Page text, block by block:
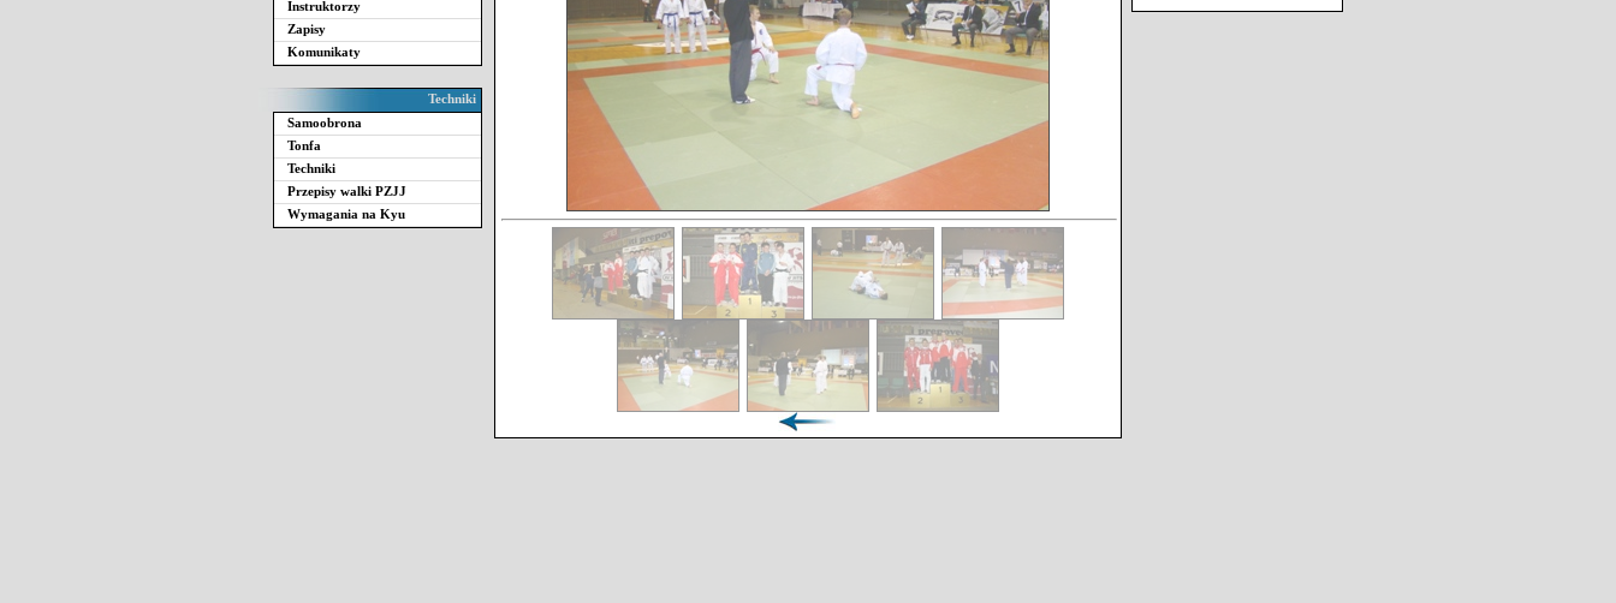
Instruktorzy
Zapisy
Komunikaty
Techniki
Samoobrona
Tonfa
Techniki
Przepisy walki PZJJ
Wymagania na Kyu